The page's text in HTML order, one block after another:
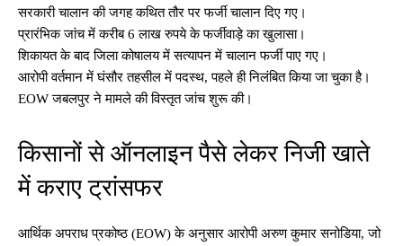
सरकारी चालान की जगह कथित तौर पर फर्जी चालान दिए गए।
प्रारंभिक जांच में करीब 6 लाख रुपये के फर्जीवाड़े का खुलासा।
शिकायत के बाद जिला कोषालय में सत्यापन में चालान फर्जी पाए गए।
आरोपी वर्तमान में घंसौर तहसील में पदस्थ, पहले ही निलंबित किया जा चुका है।
EOW जबलपुर ने मामले की विस्तृत जांच शुरू की।
किसानों से ऑनलाइन पैसे लेकर निजी खाते
में कराए ट्रांसफर
आर्थिक अपराध प्रकोष्ठ (EOW) के अनुसार आरोपी अरुण कुमार सनोडिया, जो